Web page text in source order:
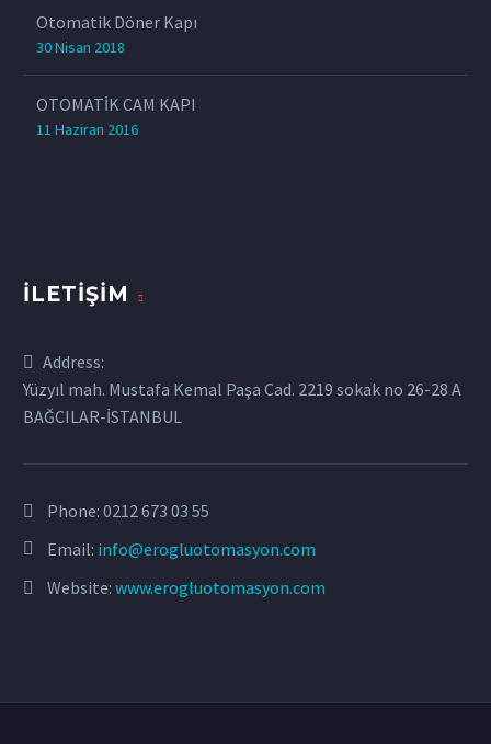
Otomatik Döner Kapı
30 Nisan 2018
OTOMATİK CAM KAPI
11 Haziran 2016
İLETIŞIM
Address:
Yüzyıl mah. Mustafa Kemal Paşa Cad. 2219 sokak no 26-28 A
BAĞCILAR-İSTANBUL
Phone: 0212 673 03 55
Email: info@erogluotomasyon.com
Website: www.erogluotomasyon.com